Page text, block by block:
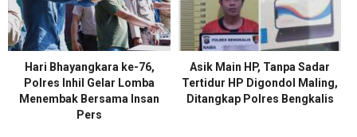
Hari Bhayangkara ke-76,
Polres Inhil Gelar Lomba
Menembak Bersama Insan
Pers
Asik Main HP, Tanpa Sadar
Tertidur HP Digondol Maling,
Ditangkap Polres Bengkalis